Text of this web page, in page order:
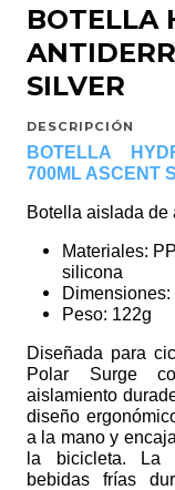
BOTELLA
SILVER
DESCRIPCIÓN
BOTELLA
700ML ASCENT
Botella aislada de
Materiales:
silicona
Peso: 122g
Diseñada para
Polar Surge
aislamiento
diseño
a la mano y
la bicicleta. La
bebidas frías